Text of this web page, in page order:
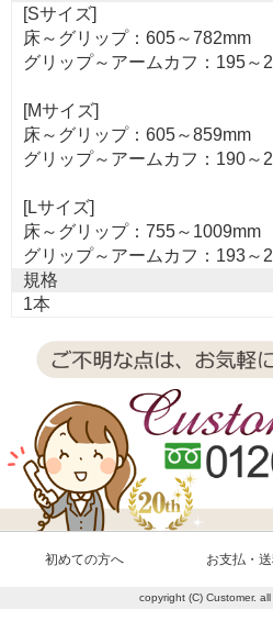
[Sサイズ]
床～グリップ：605～782mm
グリップ～アームカフ：195～
[Mサイズ]
床～グリップ：605～859mm
グリップ～アームカフ：190～
[Lサイズ]
床～グリップ：755～1009mm
グリップ～アームカフ：193～
規格
1本
初めての方へ お支払・
copyright (C) Customer. all